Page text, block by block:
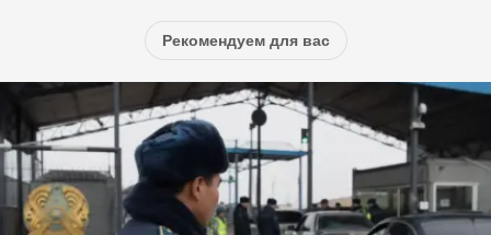
Рекомендуем для вас